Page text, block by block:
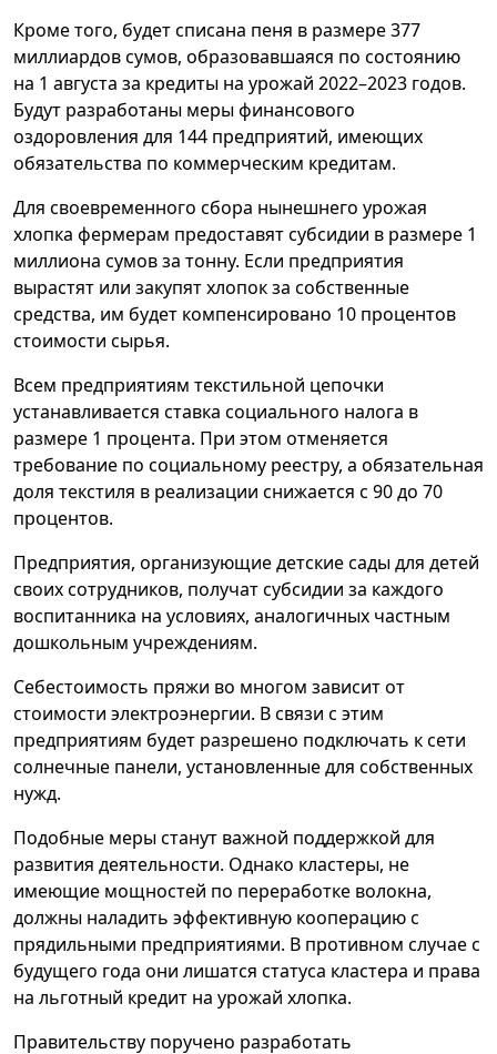
Кроме того, будет списана пеня в размере 377
миллиардов сумов, образовавшаяся по состоянию
на 1 августа за кредиты на урожай 2022–2023 годов.
Будут разработаны меры финансового
оздоровления для 144 предприятий, имеющих
обязательства по коммерческим кредитам.
Для своевременного сбора нынешнего урожая
хлопка фермерам предоставят субсидии в размере 1
миллиона сумов за тонну. Если предприятия
вырастят или закупят хлопок за собственные
средства, им будет компенсировано 10 процентов
стоимости сырья.
Всем предприятиям текстильной цепочки
устанавливается ставка социального налога в
размере 1 процента. При этом отменяется
требование по социальному реестру, а обязательная
доля текстиля в реализации снижается с 90 до 70
процентов.
Предприятия, организующие детские сады для детей
своих сотрудников, получат субсидии за каждого
воспитанника на условиях, аналогичных частным
дошкольным учреждениям.
Себестоимость пряжи во многом зависит от
стоимости электроэнергии. В связи с этим
предприятиям будет разрешено подключать к сети
солнечные панели, установленные для собственных
нужд.
Подобные меры станут важной поддержкой для
развития деятельности. Однако кластеры, не
имеющие мощностей по переработке волокна,
должны наладить эффективную кооперацию с
прядильными предприятиями. В противном случае с
будущего года они лишатся статуса кластера и права
на льготный кредит на урожай хлопка.
Правительству поручено разработать